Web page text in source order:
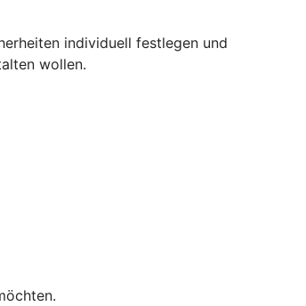
individuell festlegen und
wollen.